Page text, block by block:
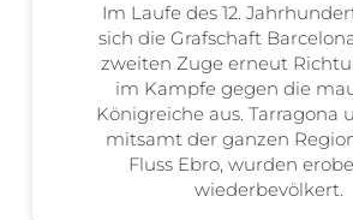
Im Laufe des 12.
sich die Grafschaft
zweiten Zuge erneut
im Kampfe gegen die
Königreiche aus. Tarragona
mitsamt der ganzen
Fluss Ebro, wurden
wiederbevölkert.